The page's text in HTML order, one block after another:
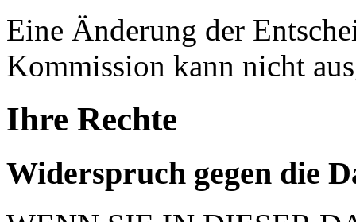
Eine Änderung der
Kommission kann nicht
Ihre Rechte
Widerspruch gegen die